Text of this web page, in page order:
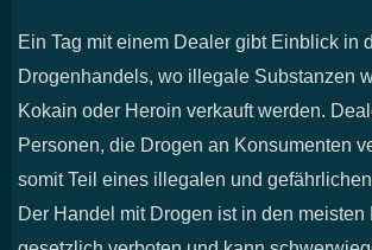
Ein Tag mit einem Dealer gibt Einblick in
Drogenhandels, wo illegale Substanzen
Kokain oder Heroin verkauft werden.
Personen, die Drogen an Konsumenten
somit Teil eines illegalen und
Der Handel mit Drogen ist in den meisten